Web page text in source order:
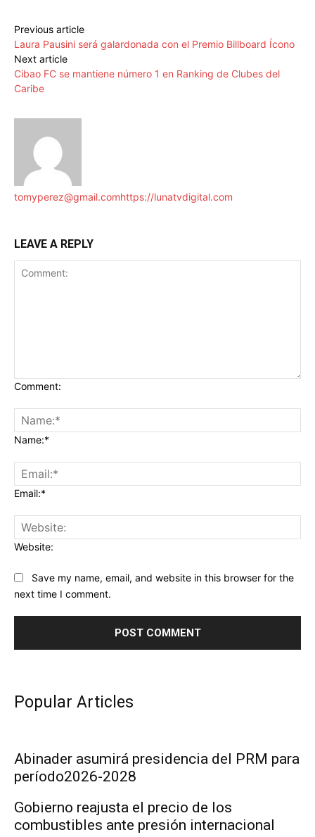
Previous article
Laura Pausini será galardonada con el Premio Billboard Ícono
Next article
Cibao FC se mantiene número 1 en Ranking de Clubes del
Caribe
tomyperez@gmail.comhttps://lunatvdigital.com
LEAVE A REPLY
Comment:
Name:*
Email:*
Website:
Save my name, email, and website in this browser for the
next time I comment.
Popular Articles
Abinader asumirá presidencia del PRM para
período2026-2028
Gobierno reajusta el precio de los
combustibles ante presión internacional